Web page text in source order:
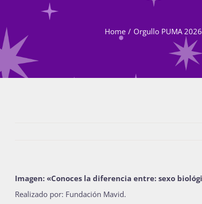
Home Orgullo PUMA 2026
Imagen: «Conoces la diferencia entre: sexo
Realizado por: Fundación Mavid.